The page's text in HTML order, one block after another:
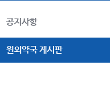
공지사항
원외약국 게시판